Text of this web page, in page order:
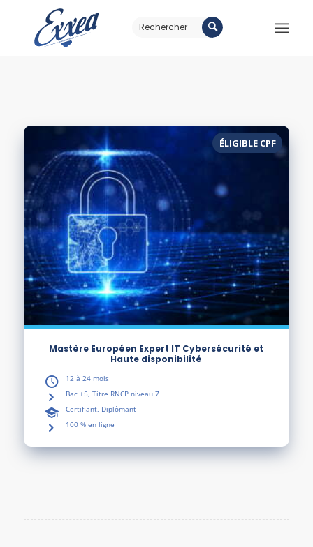
ÉLIGIBLE CPF
Mastère Européen Expert IT Cybersécurité et
Haute disponibilité
12 à 24 mois
Bac +5, Titre RNCP niveau 7
Certifiant, Diplômant
100 % en ligne